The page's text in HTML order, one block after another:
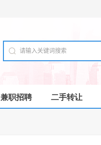
兼职招聘 二手转让